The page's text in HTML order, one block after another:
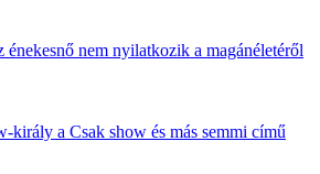
nem nyilatkozik a magánéletéről
király a Csak show és más semmi című